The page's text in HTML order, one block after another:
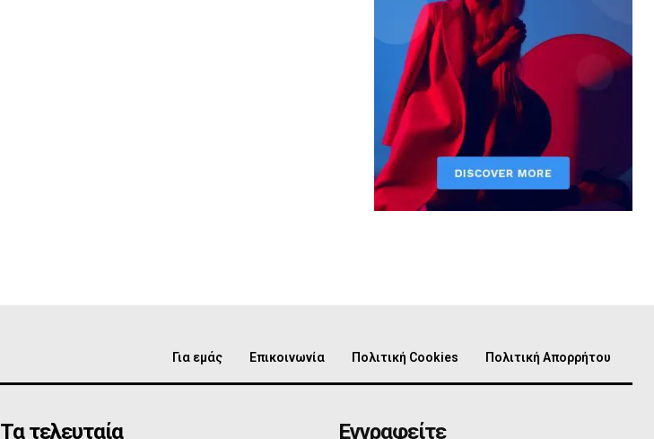
Για εμάς Επικοινωνία Πολιτική Cookies Πολιτική Απορρήτου
Τα τελευταία Εγγραφείτε